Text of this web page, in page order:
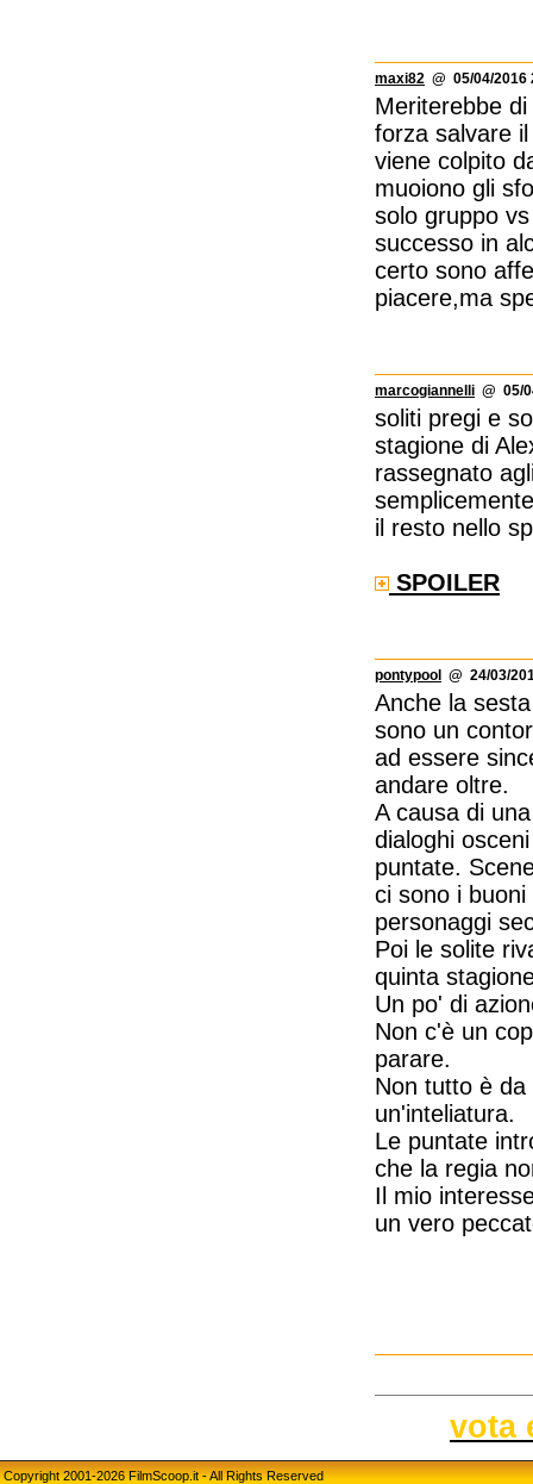
maxi82 @ 05/04/2016
Meriterebbe
forza salvare
viene colpito
muoiono gli
solo gruppo
successo in
certo sono
piacere,ma
marcogiannelli @ 05/
soliti pregi e
stagione di
rassegnato
il resto nello
SPOILER
pontypool @ 24/03/
Anche la
sono un
ad essere
andare oltre.
A causa di
dialoghi
puntate.
ci sono i
personaggi
Poi le solite
quinta
Un po' di
Non c'è un
parare.
Non tutto è
un'inteliatura.
Le puntate
che la regia
Il mio
un vero
vota
Copyright 2001-2026 FilmScoop.it - All Rights Reserved